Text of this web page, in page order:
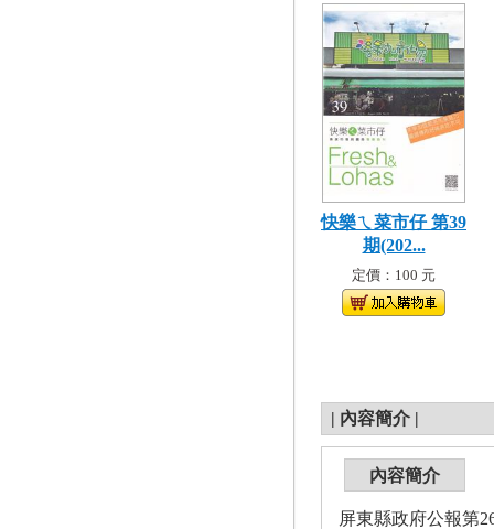
快樂ㄟ菜市仔 第39
期(202...
定價：100 元
| 內容簡介 |
內容簡介
屏東縣政府公報第